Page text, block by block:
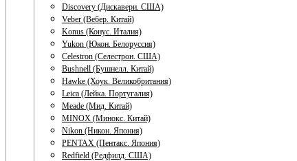
Discovery (Дискавери. США)
Veber (Вебер. Китай)
Konus (Конус. Италия)
Yukon (Юкон. Белоруссия)
Celestron (Селестрон. США)
Bushnell (Бушнелл. Китай)
Hawke (Хоук. Великобритания)
Leica (Лейка. Португалия)
Meade (Мид. Китай)
MINOX (Минокс. Китай)
Nikon (Никон. Япония)
PENTAX (Пентакс. Япония)
Redfield (Редфилд. США)